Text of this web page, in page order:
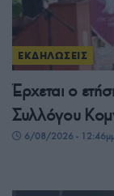
ΕΚΔΗΛΩΣΕΙΣ
Έρχεται ο
Συλλόγου
6/08/2026 -